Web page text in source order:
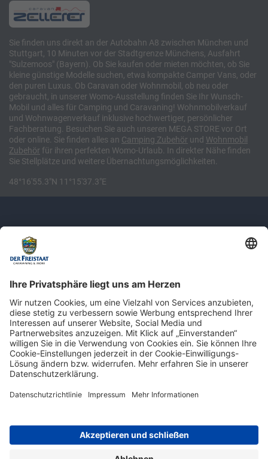
Sie finden uns direkt an der Autobahn A8 zwischen München und
Stuttgart, 10 Minuten vor der Stadtgrenze Münchens, Ausfahrt
"Sulzemoos" (Bayern). Ob Sie kaufen oder mieten möchten, ob Sie
kleine günstige Modelle suchen, etwa kompakte Camper Vans, oder
den puren Luxus. Ob Caravan oder Wohnmobil, ob neu oder
gebraucht, in unserer Womo-Ausstellung finden Sie Ihr Wunsch-
Mobil und alles für Camping und Caravaning! Wohnmobilverkauf
und Wohnwagenverkauf inklusive hochwertiger, persönlicher
Fachberatung. Besuchen Sie auch unseren MEGA STORE vor Ort
oder online. Sie finden alles an Camping Zubehör und Wohnmobil
Zubehör für ihren perfekten Womo-Urlaub. In direkter Nähe finden
Sie Stellplätze und weitere Übernachtungsmöglichkeiten.
48°16'55.3"N 11°15'37.3"E
Newsletter: Jetzt auf
shop.derfreistaat.de anmelden und
einen 5€ Gutschein für unseren Online-
Shop erhalten!*
Impressum Datenschutz Barrierefreiheit